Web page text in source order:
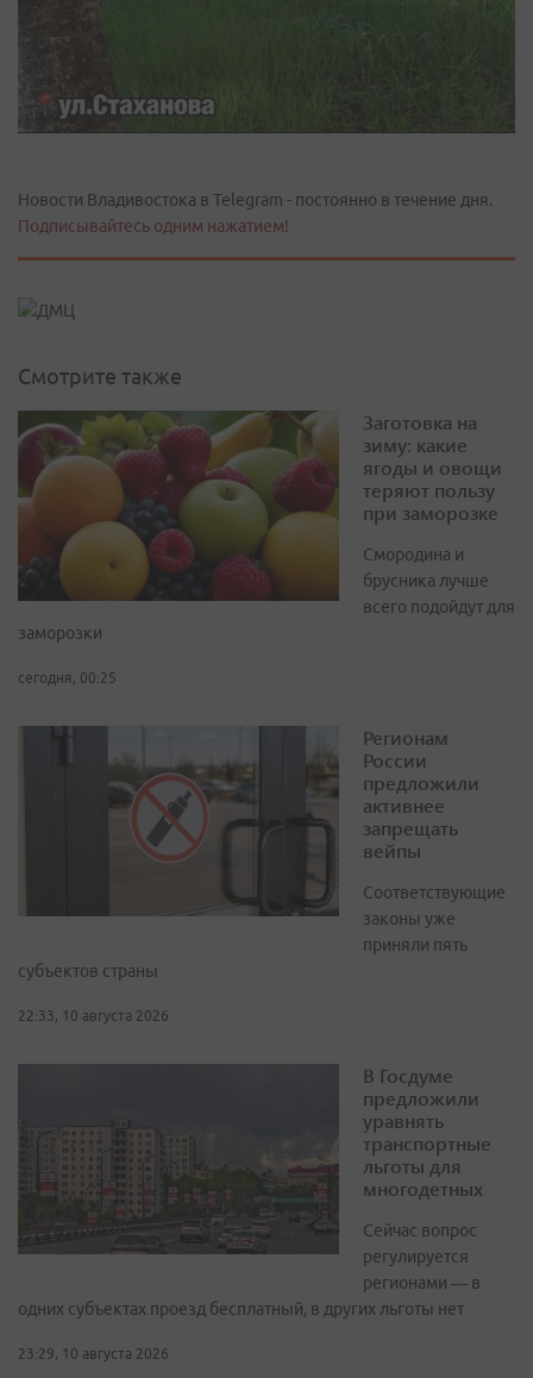
Новости Владивостока в Telegram - постоянно в течение дня.
Подписывайтесь одним нажатием!
Смотрите также
Заготовка на
зиму: какие
ягоды и овощи
теряют пользу
при заморозке
Смородина и
брусника лучше
всего подойдут для
заморозки
сегодня, 00:25
Регионам
России
предложили
активнее
запрещать
вейпы
Соответствующие
законы уже
приняли пять
субъектов страны
22:33, 10 августа 2026
В Госдуме
предложили
уравнять
транспортные
льготы для
многодетных
Сейчас вопрос
регулируется
регионами — в
одних субъектах проезд бесплатный, в других льготы нет
23:29, 10 августа 2026